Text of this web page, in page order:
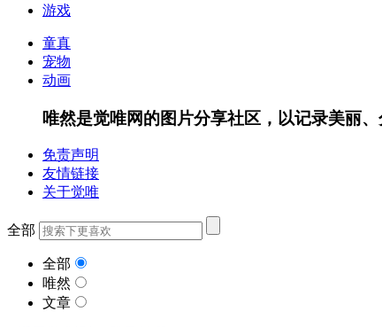
游戏
童真
宠物
动画
唯然是觉唯网的图片分享社区，以记录美丽
免责声明
友情链接
关于觉唯
全部
全部
唯然
文章